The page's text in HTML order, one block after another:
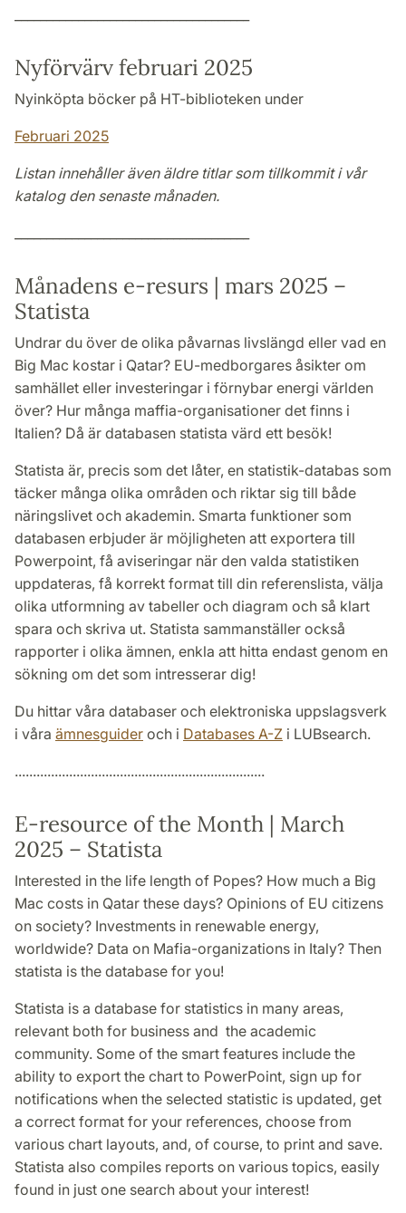
Nyförvärv februari 2025
Nyinköpta böcker på HT-biblioteken under
Februari 2025
Listan innehåller även äldre titlar som tillkommit i vår
katalog den senaste månaden.
Månadens e-resurs | mars 2025 –
Statista
Undrar du över de olika påvarnas livslängd eller vad en
Big Mac kostar i Qatar? EU-medborgares åsikter om
samhället eller investeringar i förnybar energi världen
över? Hur många maffia-organisationer det finns i
Italien? Då är databasen statista värd ett besök!
Statista är, precis som det låter, en statistik-databas som
täcker många olika områden och riktar sig till både
näringslivet och akademin. Smarta funktioner som
databasen erbjuder är möjligheten att exportera till
Powerpoint, få aviseringar när den valda statistiken
uppdateras, få korrekt format till din referenslista, välja
olika utformning av tabeller och diagram och så klart
spara och skriva ut. Statista sammanställer också
rapporter i olika ämnen, enkla att hitta endast genom en
sökning om det som intresserar dig!
Du hittar våra databaser och elektroniska uppslagsverk
i våra ämnesguider och i Databases A-Z i LUBsearch.
.....................................................................
E-resource of the Month | March
2025 – Statista
Interested in the life length of Popes? How much a Big
Mac costs in Qatar these days? Opinions of EU citizens
on society? Investments in renewable energy,
worldwide? Data on Mafia-organizations in Italy? Then
statista is the database for you!
Statista is a database for statistics in many areas,
relevant both for business and the academic
community. Some of the smart features include the
ability to export the chart to PowerPoint, sign up for
notifications when the selected statistic is updated, get
a correct format for your references, choose from
various chart layouts, and, of course, to print and save.
Statista also compiles reports on various topics, easily
found in just one search about your interest!